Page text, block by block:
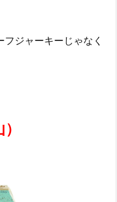
フジャーキーじゃなく